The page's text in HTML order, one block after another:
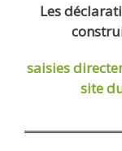
Les
saisies
site